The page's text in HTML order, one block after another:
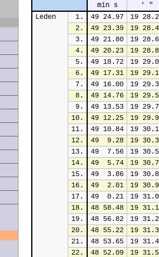
min s
' "
Leden
1. 49 24.97
19
2.
49 23.39
19
3.
49 21.80
19
4.
49 20.23
19
5.
49 18.72
19
6.
49 17.31
19
7.
49 16.00
19
8.
49 14.76
19
9.
49 13.53
19
10.
49 12.25
19
11.
49 10.84
19
12.
49  9.28
19
13.
49  7.56
19
14.
49  5.74
19
15.
49  3.86
19
16.
49  2.01
19
17.
49  0.21
19
18.
48 58.48
19
19.
48 56.82
19
20.
48 55.22
19
21.
48 53.65
19
22.
48 52.09
19